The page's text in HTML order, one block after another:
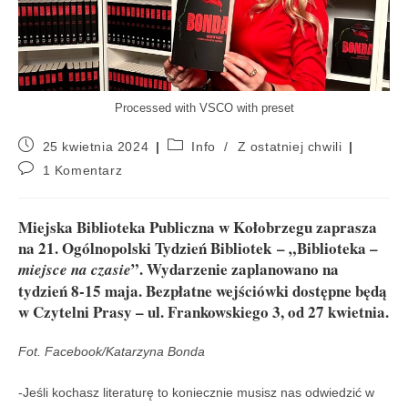
Processed with VSCO with preset
25 kwietnia 2024 Info /
Z ostatniej chwili
1 Komentarz
Miejska Biblioteka Publiczna w Kołobrzegu zaprasza
na 21. Ogólnopolski Tydzień Bibliotek – „Biblioteka –
miejsce na czasie”. Wydarzenie zaplanowano na
tydzień 8-15 maja. Bezpłatne wejściówki dostępne będą
w Czytelni Prasy – ul. Frankowskiego 3, od 27 kwietnia.
Fot. Facebook/Katarzyna Bonda
-Jeśli kochasz literaturę to koniecznie musisz nas odwiedzić w